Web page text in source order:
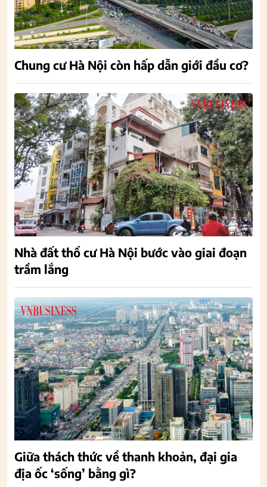
Chung cư Hà Nội còn hấp dẫn giới đầu cơ?
Nhà đất thổ cư Hà Nội bước vào giai đoạn
trầm lắng
Giữa thách thức về thanh khoản, đại gia
địa ốc ‘sống’ bằng gì?